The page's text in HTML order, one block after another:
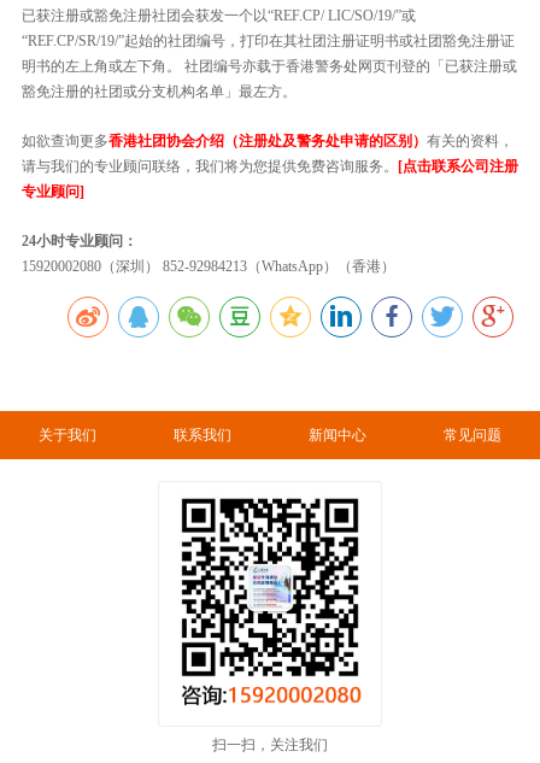
已获注册或豁免注册社团会获发一个以“REF.CP/ LIC/SO/19/”或
“REF.CP/SR/19/”起始的社团编号，打印在其社团注册证明书或社团豁免注册证
明书的左上角或左下角。 社团编号亦载于香港警务处网页刊登的「已获注册或
豁免注册的社团或分支机构名单」最左方。
如欲查询更多香港社团协会介绍（注册处及警务处申请的区别） 有关的资料，
请与我们的专业顾问联络，我们将为您提供免费咨询服务。 [点击联系公司注册
专业顾问]
24小时专业顾问：
15920002080（深圳） 852-92984213（WhatsApp）（香港）
关于我们 联系我们 新闻中心 常见问题
扫一扫，关注我们